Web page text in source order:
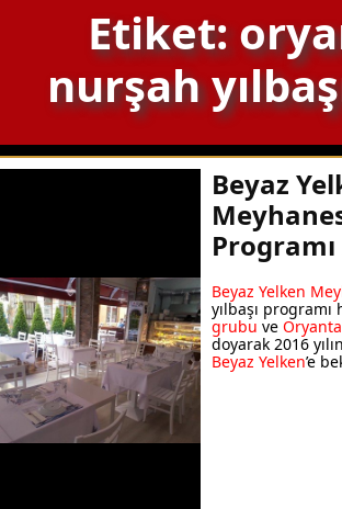
Etiket:
nurşah
Beyaz
Programı
Beyaz Yelken
yılbaşı programı
grubu ve
doyarak 2016
Beyaz Yelken’e